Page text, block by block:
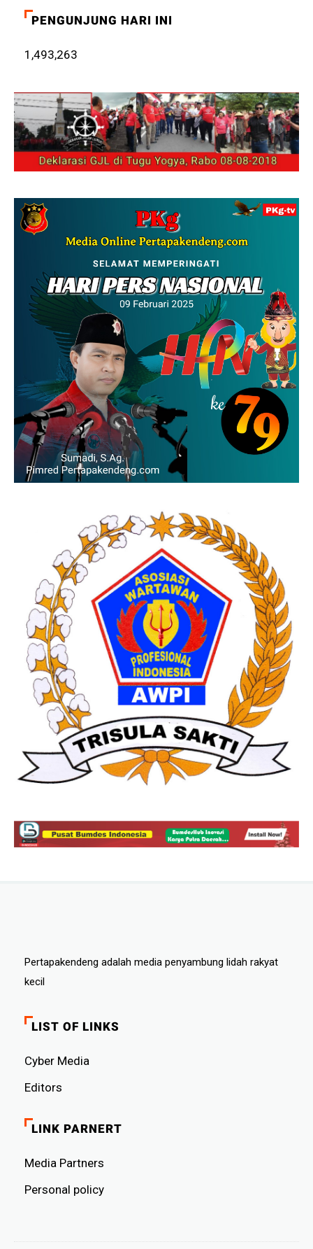
PENGUNJUNG HARI INI
1,493,263
Pertapakendeng adalah media penyambung lidah rakyat
kecil
LIST OF LINKS
Cyber ​​Media
Editors
LINK PARNERT
Media Partners
Personal policy